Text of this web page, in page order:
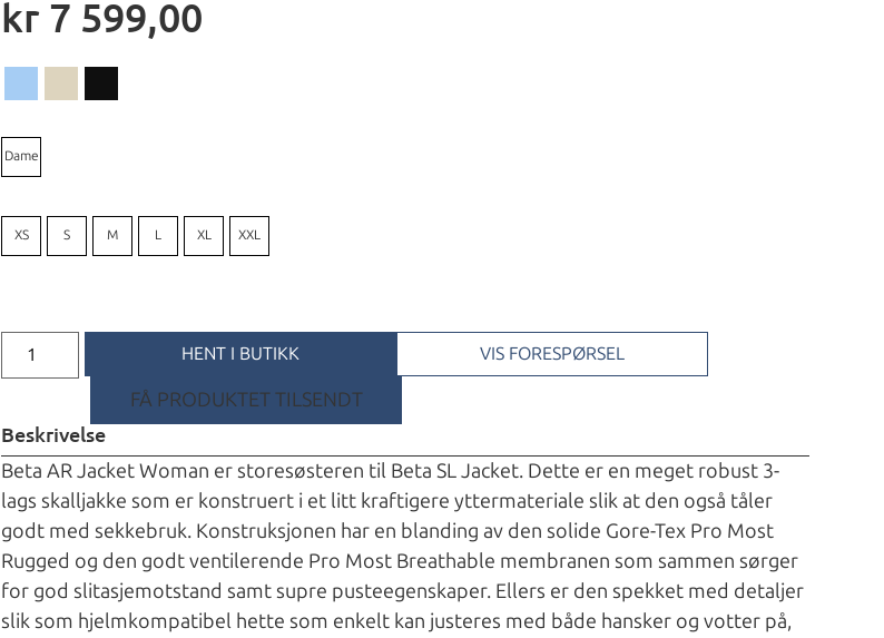
kr 7 599,00
Dame
XS S M L XL XXL
HENT I BUTIKK VIS FORESPØRSEL
FÅ PRODUKTET TILSENDT
Beskrivelse
Beta AR Jacket Woman er storesøsteren til Beta SL Jacket. Dette er en meget robust 3-
lags skalljakke som er konstruert i et litt kraftigere yttermateriale slik at den også tåler
godt med sekkebruk. Konstruksjonen har en blanding av den solide Gore-Tex Pro Most
Rugged og den godt ventilerende Pro Most Breathable membranen som sammen sørger
for god slitasjemotstand samt supre pusteegenskaper. Ellers er den spekket med detaljer
slik som hjelmkompatibel hette som enkelt kan justeres med både hansker og votter på,